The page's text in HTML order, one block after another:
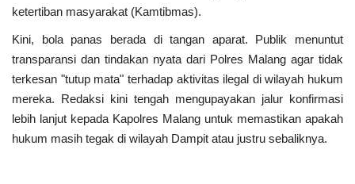
ketertiban masyarakat (Kamtibmas).
Kini, bola panas berada di tangan aparat. Publik menuntut
transparansi dan tindakan nyata dari Polres Malang agar tidak
terkesan "tutup mata" terhadap aktivitas ilegal di wilayah hukum
mereka. Redaksi kini tengah mengupayakan jalur konfirmasi
lebih lanjut kepada Kapolres Malang untuk memastikan apakah
hukum masih tegak di wilayah Dampit atau justru sebaliknya.